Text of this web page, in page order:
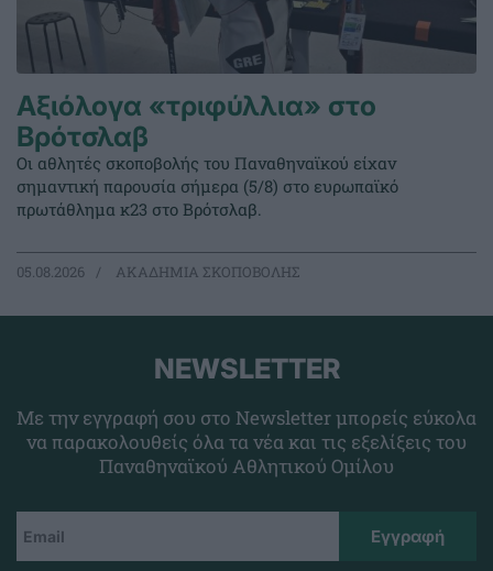
Αξιόλογα «τριφύλλια» στο
Βρότσλαβ
Οι αθλητές σκοποβολής του Παναθηναϊκού είχαν
σημαντική παρουσία σήμερα (5/8) στο ευρωπαϊκό
πρωτάθλημα κ23 στο Βρότσλαβ.
05.08.2026 ΑΚΑΔΗΜΙΑ ΣΚΟΠΟΒΟΛΗΣ
NEWSLETTER
Με την εγγραφή σου στο Newsletter μπορείς εύκολα
να παρακολουθείς όλα τα νέα και τις εξελίξεις του
Παναθηναϊκού Αθλητικού Ομίλου